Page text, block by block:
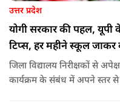
उत्तर प्रदेश
योगी सरकार की पहल, यूपी
टिप्स, हर महीने स्कूल
जिला विद्यालय निरीक्षकों से
कार्यक्रम के संबंध में अपने स्तर